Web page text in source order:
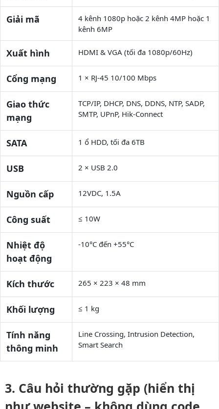
Giải mã
4 kênh 1080p hoặc 2 kênh 4MP hoặc 1
kênh 6MP
Xuất hình HDMI & VGA (tối đa 1080p/60Hz)
Cổng mạng 1 × RJ-45 10/100 Mbps
Giao thức
mạng
TCP/IP, DHCP, DNS, DDNS, NTP, SADP,
SMTP, UPnP, Hik-Connect
SATA 1 ổ HDD, tối đa 6TB
USB 2 × USB 2.0
Nguồn cấp 12VDC, 1.5A
Công suất ≤ 10W
Nhiệt độ
hoạt động
-10°C đến +55°C
Kích thước 265 × 223 × 48 mm
Khối lượng ≤ 1 kg
Tính năng
thông minh
Line Crossing, Intrusion Detection,
Smart Search
Câu hỏi thường gặp (hiển thị